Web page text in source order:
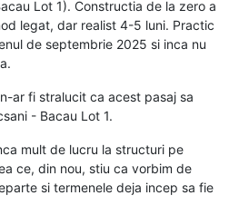
Lot 1). Constructia de la zero a
legat, dar realist 4-5 luni. Practic
de septembrie 2025 si inca nu
ar fi stralucit ca acest pasaj sa
- Bacau Lot 1.
mult de lucru la structuri pe
ce, din nou, stiu ca vorbim de
si termenele deja incep sa fie